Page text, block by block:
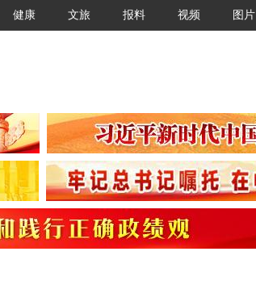
健康 文旅 报料 视频 图片